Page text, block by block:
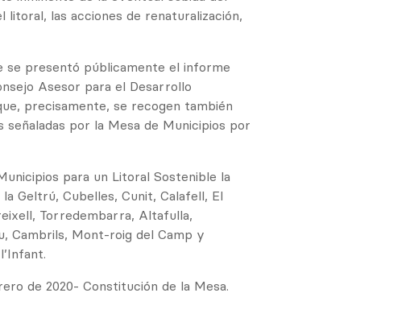
litoral, las acciones de renaturalización,
se presentó públicamente el informe
Asesor para el Desarrollo
precisamente, se recogen también
señaladas por la Mesa de Municipios por
para un Litoral Sostenible la
Geltrú, Cubelles, Cunit, Calafell, El
Torredembarra, Altafulla,
Cambrils, Mont-roig del Camp y
de 2020- Constitución de la Mesa.